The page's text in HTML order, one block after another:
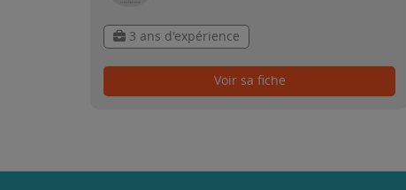
3 ans d'expérience
Voir sa fiche